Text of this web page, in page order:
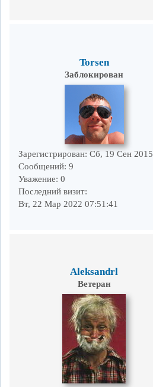
Torsen
Заблокирован
Зарегистрирован: Сб, 19 Сен 2015
Сообщений: 9
Уважение: 0
Последний визит:
Вт, 22 Мар 2022 07:51:41
Aleksandrl
Ветеран